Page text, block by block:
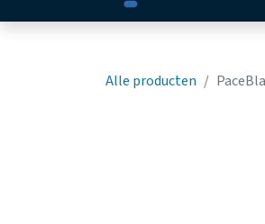
Alle producten